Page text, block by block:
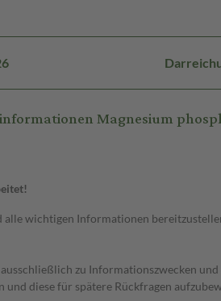
Magnesium
wichtigen Informationen
zu Informationszwecken
und diese für spätere Rückfragen